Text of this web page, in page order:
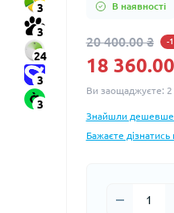
3
3
24
3
3
В наявності
20 400.00 ₴ -
18
Ви заощаджуєте:
Знайшли
Бажаєте дізнатись